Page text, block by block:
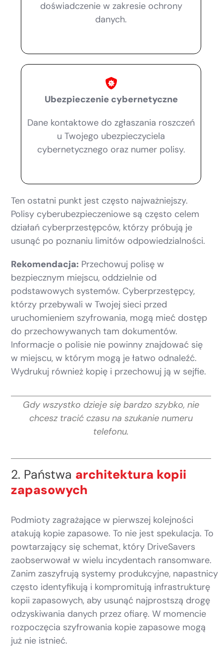
doświadczenie w zakresie ochrony
danych.
Ubezpieczenie cybernetyczne
Dane kontaktowe do zgłaszania roszczeń
u Twojego ubezpieczyciela
cybernetycznego oraz numer polisy.
Ten ostatni punkt jest często najważniejszy.
Polisy cyberubezpieczeniowe są często celem
działań cyberprzestępców, którzy próbują je
usunąć po poznaniu limitów odpowiedzialności.
Rekomendacja: Przechowuj polisę w
bezpiecznym miejscu, oddzielnie od
podstawowych systemów. Cyberprzestępcy,
którzy przebywali w Twojej sieci przed
uruchomieniem szyfrowania, mogą mieć dostęp
do przechowywanych tam dokumentów.
Informacje o polisie nie powinny znajdować się
w miejscu, w którym mogą je łatwo odnaleźć.
Wydrukuj również kopię i przechowuj ją w sejfie.
Gdy wszystko dzieje się bardzo szybko, nie
chcesz tracić czasu na szukanie numeru
telefonu.
2. Państwa architektura kopii
zapasowych
Podmioty zagrażające w pierwszej kolejności
atakują kopie zapasowe. To nie jest spekulacja. To
powtarzający się schemat, który DriveSavers
zaobserwował w wielu incydentach ransomware.
Zanim zaszyfrują systemy produkcyjne, napastnicy
często identyfikują i kompromitują infrastrukturę
kopii zapasowych, aby usunąć najprostszą drogę
odzyskiwania danych przez ofiarę. W momencie
rozpoczęcia szyfrowania kopie zapasowe mogą
już nie istnieć.